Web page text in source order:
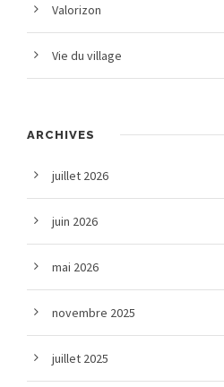
Valorizon
Vie du village
ARCHIVES
juillet 2026
juin 2026
mai 2026
novembre 2025
juillet 2025